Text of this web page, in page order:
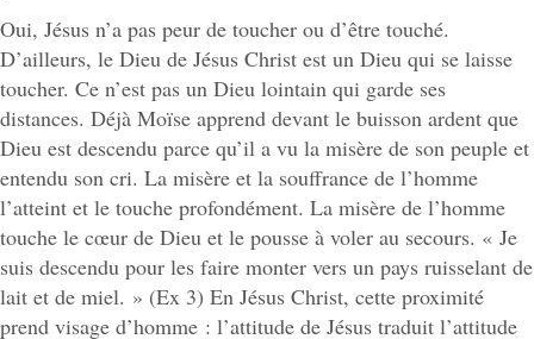
Oui, Jésus n’a pas peur de toucher ou d’être touché.
D’ailleurs, le Dieu de Jésus Christ est un Dieu qui se laisse
toucher. Ce n’est pas un Dieu lointain qui garde ses
distances. Déjà Moïse apprend devant le buisson ardent que
Dieu est descendu parce qu’il a vu la misère de son peuple et
entendu son cri. La misère et la souffrance de l’homme
l’atteint et le touche profondément. La misère de l’homme
touche le cœur de Dieu et le pousse à voler au secours. « Je
suis descendu pour les faire monter vers un pays ruisselant de
lait et de miel. » (Ex 3) En Jésus Christ, cette proximité
prend visage d’homme : l’attitude de Jésus traduit l’attitude